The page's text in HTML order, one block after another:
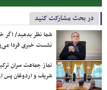
در بحث مشارکت کنید
شما نظر بدهید/ اگر
نشست خبری فردا
نماز جماعت سران
شریف و اردوغان پس